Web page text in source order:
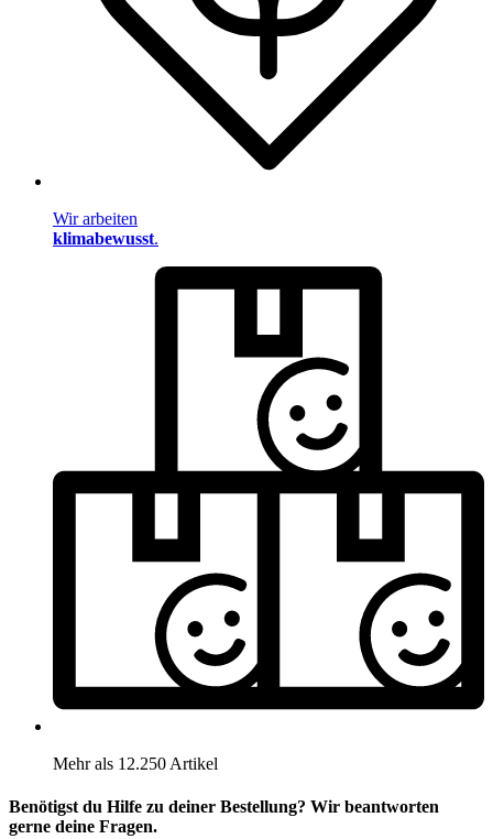
Wir arbeiten
klimabewusst.
Mehr als 12.250 Artikel
Benötigst du Hilfe zu deiner Bestellung? Wir beantworten
gerne deine Fragen.